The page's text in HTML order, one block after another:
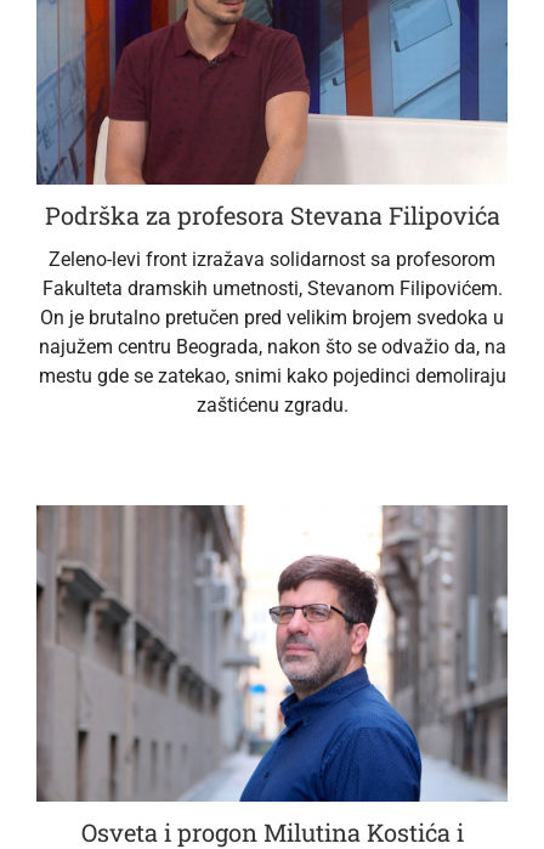
Podrška za profesora Stevana Filipovića
Zeleno-levi front izražava solidarnost sa profesorom
Fakulteta dramskih umetnosti, Stevanom Filipovićem.
On je brutalno pretučen pred velikim brojem svedoka u
najužem centru Beograda, nakon što se odvažio da, na
mestu gde se zatekao, snimi kako pojedinci demoliraju
zaštićenu zgradu.
Osveta i progon Milutina Kostića i